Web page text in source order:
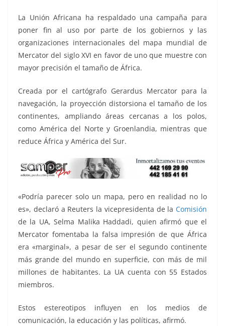
La Unión Africana ha respaldado una campaña para
poner fin al uso por parte de los gobiernos y las
organizaciones internacionales del mapa mundial de
Mercator del siglo XVI en favor de uno que muestre con
mayor precisión el tamaño de África.
Creada por el cartógrafo Gerardus Mercator para la
navegación, la proyección distorsiona el tamaño de los
continentes, ampliando áreas cercanas a los polos,
como América del Norte y Groenlandia, mientras que
reduce África y América del Sur.
«Podría parecer solo un mapa, pero en realidad no lo
es», declaró a Reuters la vicepresidenta de la Comisión
de la UA, Selma Malika Haddadi, quien afirmó que el
Mercator fomentaba la falsa impresión de que África
era «marginal», a pesar de ser el segundo continente
más grande del mundo en superficie, con más de mil
millones de habitantes. La UA cuenta con 55 Estados
miembros.
Estos estereotipos influyen en los medios de
comunicación, la educación y las políticas, afirmó.